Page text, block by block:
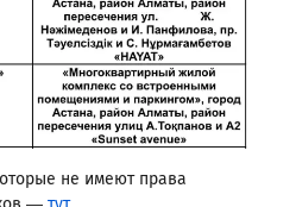
не имеют права